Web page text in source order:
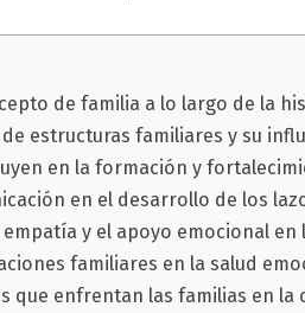
de familia a lo largo de la
estructuras familiares y su
en la formación y
en el desarrollo de los
y el apoyo emocional
familiares en la salud
que enfrentan las familias en